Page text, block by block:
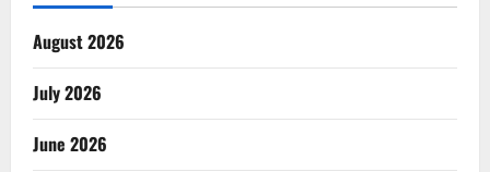
August 2026
July 2026
June 2026